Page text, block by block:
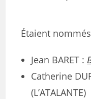
Étaient
Jean BARET :
Catherine
(L’ATALANTE)